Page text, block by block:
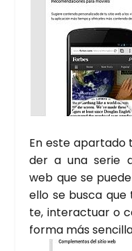
En este
der a una serie
web que se
ello se bus­ca
te, inter­ac­tuar o
for­ma más